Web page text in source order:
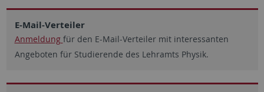
E-Mail-Verteiler
Anmeldung für den E-Mail-Verteiler mit interessanten
Angeboten für Studierende des Lehramts Physik.